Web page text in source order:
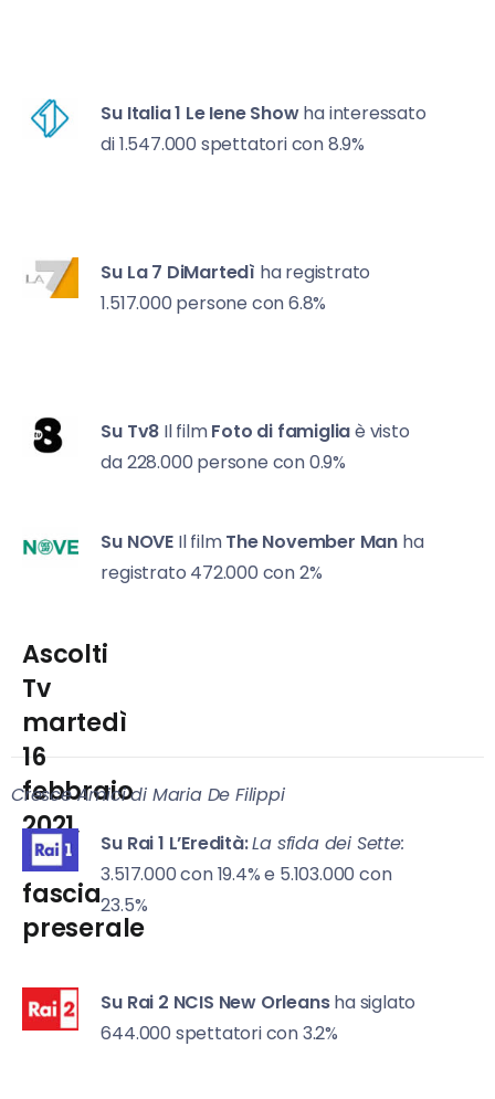
Su Italia 1 Le Iene Showha interessato
di 1.547.000 spettatori con 8.9%
Su La 7 DiMartedì ha registrato
1.517.000 persone con 6.8%
Su Tv8 Il filmFoto di famigliaè visto
da 228.000 persone con 0.9%
Su NOVEIl filmThe November Man ha
registrato 472.000 con 2%
Ascolti
Tv
martedì
16
febbraio
2021,
la
fascia
preserale
Cresce Amici di Maria De Filippi
Su Rai 1 L’Eredità:La sfida dei Sette:
3.517.000 con 19.4% e 5.103.000 con
23.5%
Su Rai 2 NCIS New Orleansha siglato
644.000 spettatori con 3.2%